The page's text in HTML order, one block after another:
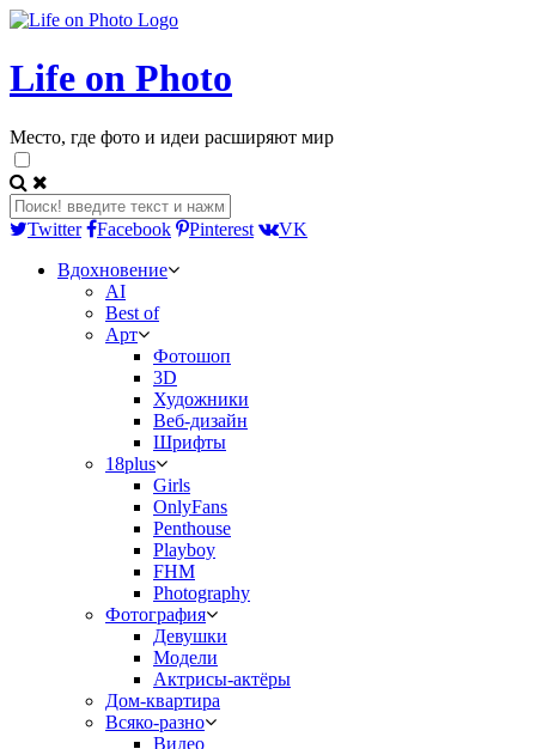
Life on Photo
Место, где фото и идеи расширяют мир
Twitter Facebook Pinterest
VK
Вдохновение
AI
Best of
Арт
Фотошоп
3D
Художники
Веб-дизайн
Шрифты
18plus
Girls
OnlyFans
Penthouse
Playboy
FHM
Photography
Фотография
Девушки
Модели
Актрисы-актёры
Дом-квартира
Всяко-разно
Видео